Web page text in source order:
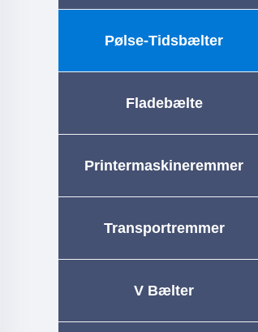
Pølse-Tidsbælter
Fladebælte
Printermaskineremmer
Transportremmer
V Bælter